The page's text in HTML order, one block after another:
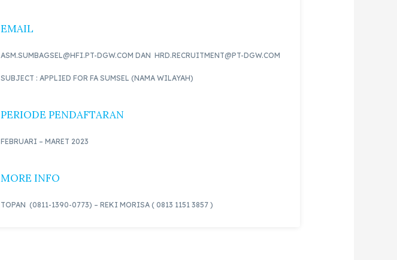
EMAIL
ASM.SUMBAGSEL@HFI.PT-DGW.COM DAN HRD.RECRUITMENT@PT-DGW.COM
SUBJECT : APPLIED FOR FA SUMSEL (NAMA WILAYAH)
PERIODE PENDAFTARAN
FEBRUARI – MARET 2023
MORE INFO
TOPAN (0811-1390-0773) – REKI MORISA ( 0813 1151 3857 )